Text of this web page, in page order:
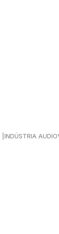
INDÚSTRIA